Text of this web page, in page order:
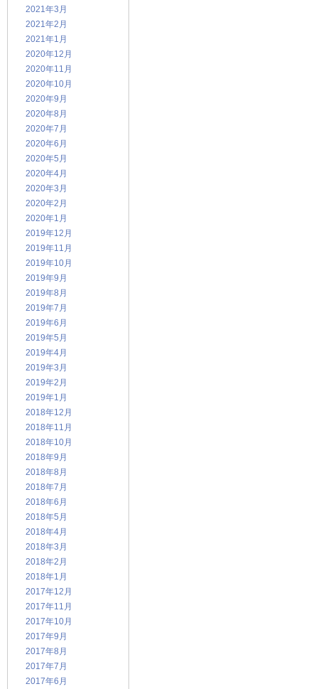
2021年3月
2021年2月
2021年1月
2020年12月
2020年11月
2020年10月
2020年9月
2020年8月
2020年7月
2020年6月
2020年5月
2020年4月
2020年3月
2020年2月
2020年1月
2019年12月
2019年11月
2019年10月
2019年9月
2019年8月
2019年7月
2019年6月
2019年5月
2019年4月
2019年3月
2019年2月
2019年1月
2018年12月
2018年11月
2018年10月
2018年9月
2018年8月
2018年7月
2018年6月
2018年5月
2018年4月
2018年3月
2018年2月
2018年1月
2017年12月
2017年11月
2017年10月
2017年9月
2017年8月
2017年7月
2017年6月